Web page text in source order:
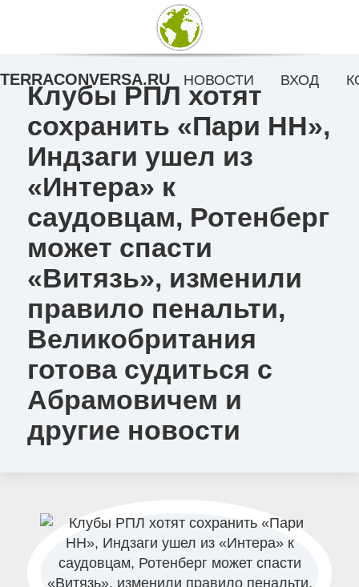
Клубы РПЛ хотят
сохранить «Пари НН»,
Индзаги ушел из
«Интера» к
саудовцам, Ротенберг
может спасти
«Витязь», изменили
правило пенальти,
Великобритания
готова судиться с
Абрамовичем и
другие новости
TERRACONVERSA.RU НОВОСТИ ВХОД